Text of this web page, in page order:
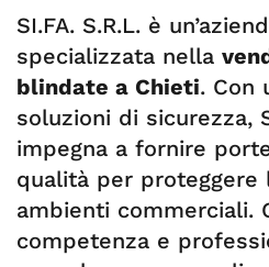
SI.FA. S.R.L. è
specializzata nella
blindate a Chieti. Con
soluzioni di sicurezza,
impegna a fornire
qualità per proteggere
ambienti commerciali.
competenza e